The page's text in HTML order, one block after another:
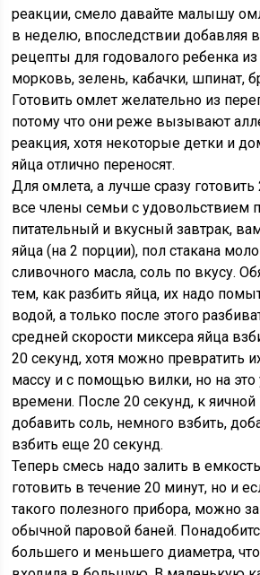
реакции, смело давайте малышу
в неделю, впоследствии добавляя
рецепты для годовалого ребенка
морковь, зелень, кабачки, шпинат,
Готовить омлет желательно из
потому что они реже вызывают
реакция, хотя некоторые детки и
яйца отлично переносят.
Для омлета, а лучше сразу
все члены семьи с удовольствием
питательный и вкусный завтрак,
яйца (на 2 порции), пол стакана
сливочного масла, соль по вкусу.
тем, как разбить яйца, их надо
водой, а только после этого
средней скорости миксера яйца
20 секунд, хотя можно превратить
массу и с помощью вилки, но на
времени. После 20 секунд, к
добавить соль, немного взбить,
взбить еще 20 секунд.
Теперь смесь надо залить в
готовить в течение 20 минут, но и
такого полезного прибора, можно
обычной паровой баней.
большего и меньшего диаметра,